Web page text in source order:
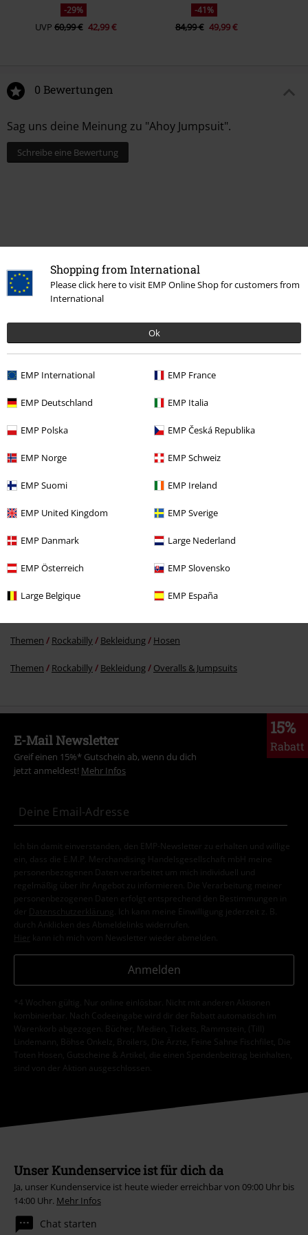
Shopping from International
Please click here to visit EMP Online Shop for customers from
International
Ok
EMP International EMP France
EMP Deutschland EMP Italia
EMP Polska EMP Česká Republika
EMP Norge EMP Schweiz
EMP Suomi EMP Ireland
EMP United Kingdom EMP Sverige
EMP Danmark Large Nederland
EMP Österreich EMP Slovensko
Large Belgique EMP España
-29%
UVP 60,99 € 42,99 €
-41%
84,99 € 49,99 €
0 Bewertungen
Sag uns deine Meinung zu "Ahoy Jumpsuit".
Schreibe eine Bewertung
Zuletzt angesehene Artikel
-31%
UVP 94,49 €
Mehr Kategorien. Mehr Möglichkeiten.
Themen Rockabilly Bekleidung Hosen
Themen Rockabilly Bekleidung Overalls & Jumpsuits
15%
Rabatt
E-Mail Newsletter
Greif einen 15%* Gutschein ab, wenn du dich
jetzt anmeldest! Mehr Infos
Ich bin damit einverstanden, den EMP-Newsletter zu erhalten und willige
ein, dass die E.M.P. Merchandising Handelsgesellschaft mbH meine
personenbezogenen Daten verarbeitet um mich individuell und
regelmäßig über ihr Angebot zu informieren. Die Verarbeitung meiner
personenbezogenen Daten erfolgt entsprechend den Bestimmungen in
der
Datenschutzerklärung
. Ich kann meine Einwilligung jederzeit z. B.
durch Anklicken des Abmeldelinks widerrufen.
Hier kann ich mich vom Newsletter wieder abmelden.
Anmelden
*4 Wochen gültig. Nur online einlösbar. Nicht mit anderen Aktionen
kombinierbar. Nach Codeeingabe wird dir der Rabatt automatisch im
Warenkorb abgezogen. Bücher, Medien, Tickets, Rammstein, (Till)
Lindemann, Böhse Onkelz, Broilers, Die Ärzte, Feine Sahne Fischfilet, Die
Toten Hosen, Gutscheine & Artikel, die einen Spendenbeitrag beinhalten,
sind von der Aktion ausgeschlossen.
Unser Kundenservice ist für dich da
Ja, unser Kundenservice ist heute wieder erreichbar von 09:00 Uhr bis
14:00 Uhr. Mehr Infos
Chat starten